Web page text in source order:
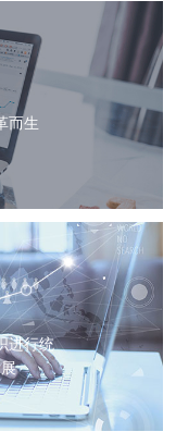
而生
进行统